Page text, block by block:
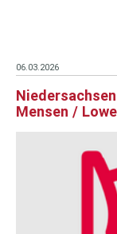
06.03.2026
Mensen /